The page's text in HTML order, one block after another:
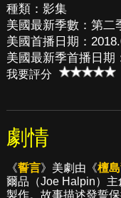
種類：影集
美國最新季數：第二
美國首播日期：
美國最新季首播日期
我要評分
劇情
《誓言》美劇由《檀
爾品（Joe Halpin）
製作。故事描述發誓